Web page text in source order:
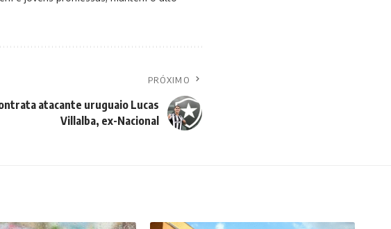
PRÓXIMO
atacante uruguaio Lucas
Villalba, ex-Nacional